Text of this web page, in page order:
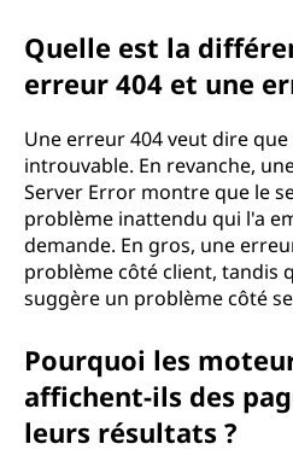
Quelle est la
erreur 404 et une
Une erreur 404 veut dire
introuvable. En revanche,
Server Error montre que le
problème inattendu qui l'a
demande. En gros, une
problème côté client, tandis
suggère un problème côté
Pourquoi les
affichent-ils des
leurs résultats ?